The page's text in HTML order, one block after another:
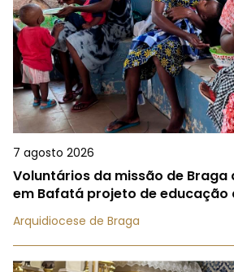
7 agosto 2026
Voluntários da missão de Braga
em Bafatá projeto de educação
Arquidiocese de Braga